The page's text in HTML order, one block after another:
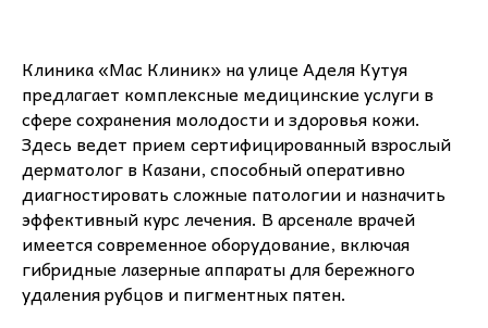
Клиника «Мас Клиник» на улице Аделя Кутуя
предлагает комплексные медицинские услуги в
сфере сохранения молодости и здоровья кожи.
Здесь ведет прием сертифицированный взрослый
дерматолог в Казани, способный оперативно
диагностировать сложные патологии и назначить
эффективный курс лечения. В арсенале врачей
имеется современное оборудование, включая
гибридные лазерные аппараты для бережного
удаления рубцов и пигментных пятен.